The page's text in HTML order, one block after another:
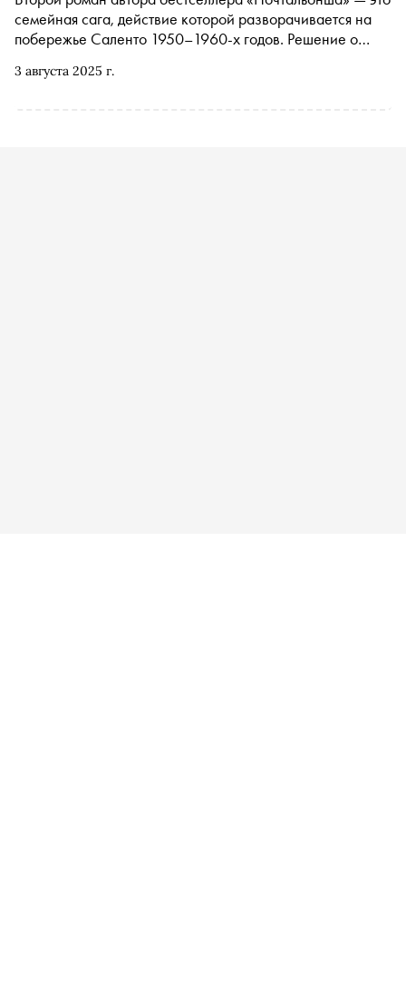
3 августа 2025 г.
семейная сага, действие которой разворачивается на
побережье Саленто 1950–1960-х годов. Решение о
к разладу в семье. «Сноб» публикует фрагмент из книги,